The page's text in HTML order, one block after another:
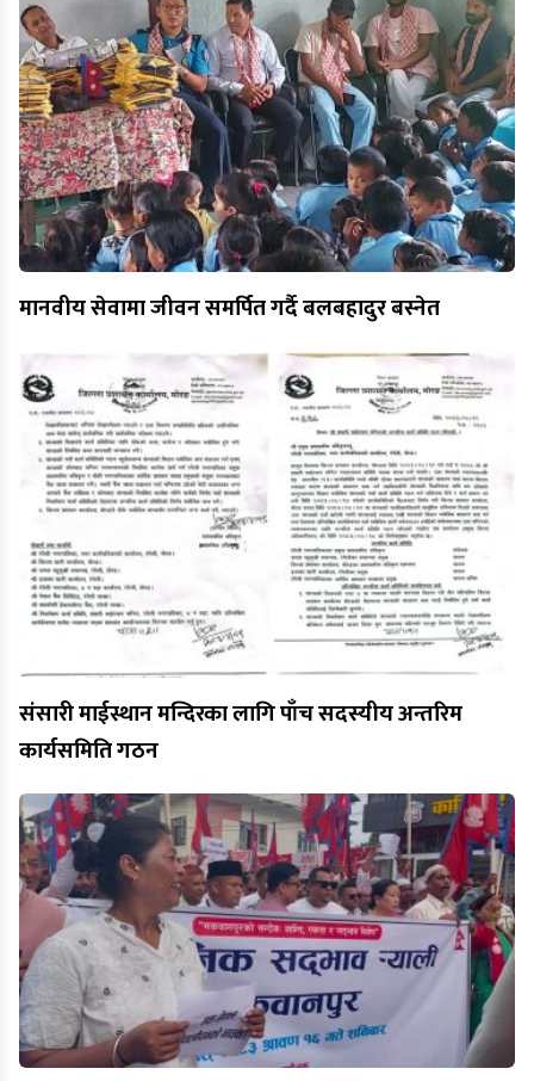
मानवीय सेवामा जीवन समर्पित गर्दै बलबहादुर बस्नेत
संसारी माईस्थान मन्दिरका लागि पाँच सदस्यीय अन्तरिम
कार्यसमिति गठन